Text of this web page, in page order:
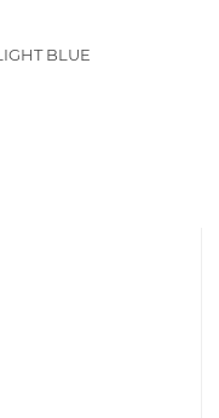
BLUE